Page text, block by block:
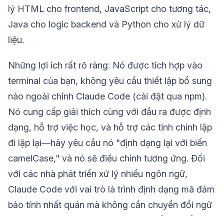
lý HTML cho frontend, JavaScript cho tương tác,
Java cho logic backend và Python cho xử lý dữ
liệu.
Những lợi ích rất rõ ràng: Nó được tích hợp vào
terminal của bạn, không yêu cầu thiết lập bổ sung
nào ngoài chính Claude Code (cài đặt qua npm).
Nó cung cấp giải thích cùng với đầu ra được định
dạng, hỗ trợ việc học, và hỗ trợ các tinh chỉnh lặp
đi lặp lại—hãy yêu cầu nó "định dạng lại với biến
camelCase," và nó sẽ điều chỉnh tương ứng. Đối
với các nhà phát triển xử lý nhiều ngôn ngữ,
Claude Code với vai trò là trình định dạng mã đảm
bảo tính nhất quán mà không cần chuyển đổi ngữ